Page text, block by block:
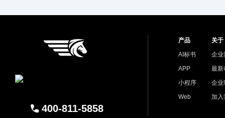
400-811-5858
产品
AI标书
APP
小程序
Web
关于
企业
最新
企业
加入